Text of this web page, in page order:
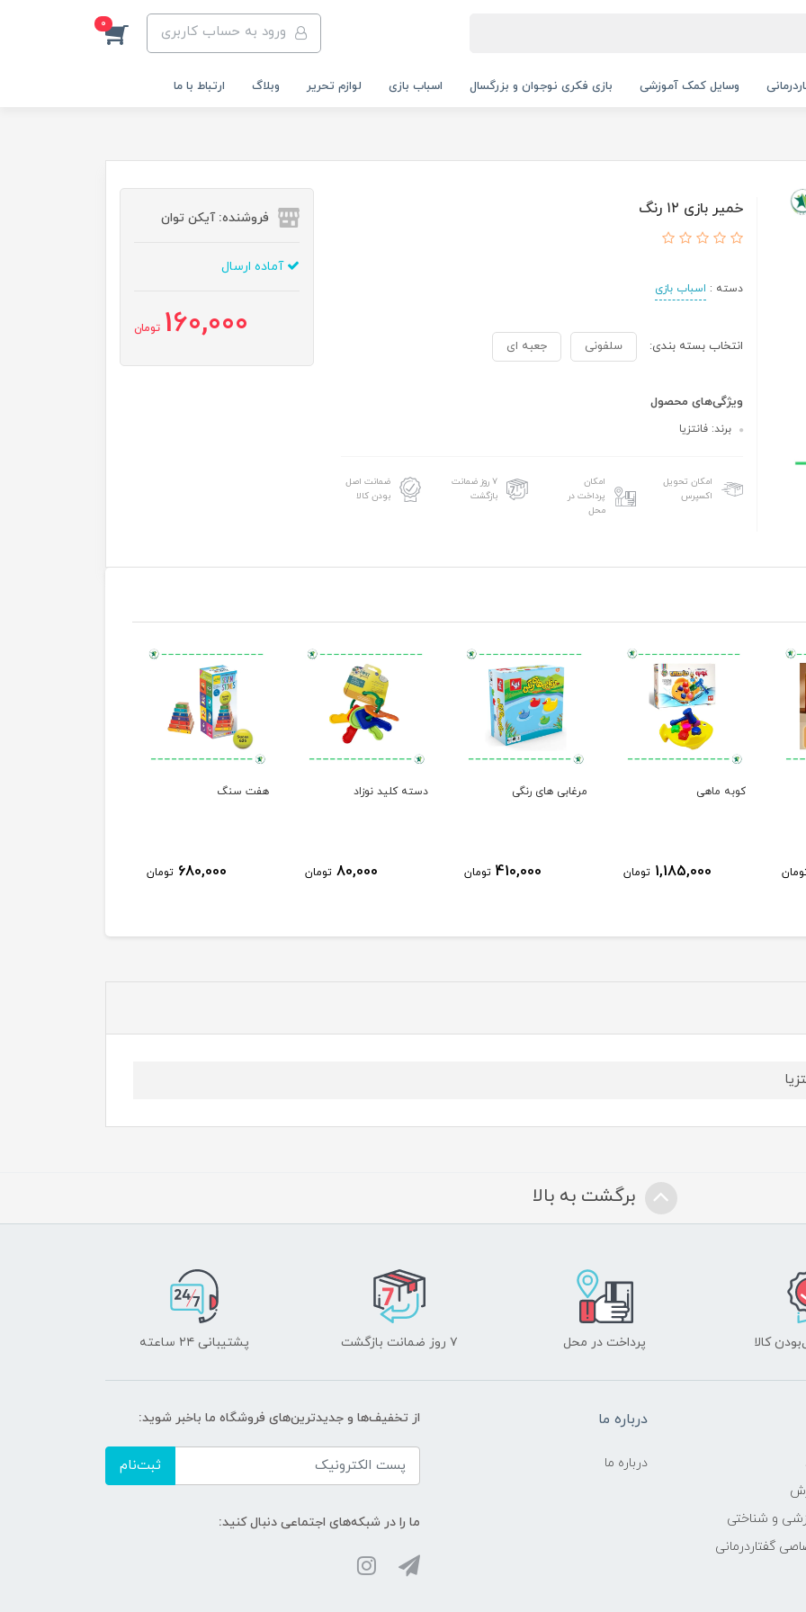
ورود به حساب کاربری 0
وسایل کمک آموزشی بازی فکری نوجوان و بزرگسال اسباب بازی لوازم تحریر وبلاگ ارتباط با ما
خمیر بازی ۱۲ رنگ
دسته : اسباب بازی
انتخاب بسته بندی: سلفونی جعبه ای
ویژگی‌های محصول
برند: فانتزیا
امکان تحویل
اکسپرس
امکان
پرداخت در
محل
۷ روز ضمانت
بازگشت
ضمانت اصل
بودن کالا
فروشنده: آیکن توان
آماده ارسال
160,000 تومان
کوبه ماهی
1,185,000 تومان
مرغابی های رنگی
410,000 تومان
دسته کلید نوزاد
80,000 تومان
هفت سنگ
680,000 تومان
برگشت به بالا
کالا پرداخت در محل ۷ روز ضمانت بازگشت پشتیبانی ۲۴ ساعته
و شناختی
گفتاردرمانی
درباره ما
درباره ما
از تخفیف‌ها و جدیدترین‌های فروشگاه ما باخبر شوید:
ثبت‌نام
ما را در شبکه‌های اجتماعی دنبال کنید: